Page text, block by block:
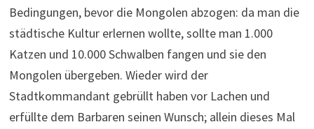
Bedingungen, bevor die Mongolen abzogen: da man die
städtische Kultur erlernen wollte, sollte man 1.000
Katzen und 10.000 Schwalben fangen und sie den
Mongolen übergeben. Wieder wird der
Stadtkommandant gebrüllt haben vor Lachen und
erfüllte dem Barbaren seinen Wunsch; allein dieses Mal